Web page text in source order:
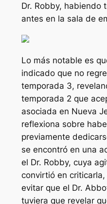
Dr. Robby, habiendo
antes en la sala de
Lo más notable es
indicado que no
temporada 3,
temporada 2 que
asociada en Nueva
reflexiona sobre
previamente
se encontró en una
el Dr. Robby, cuya
convirtió en
evitar que el Dr.
tuviera que revelar